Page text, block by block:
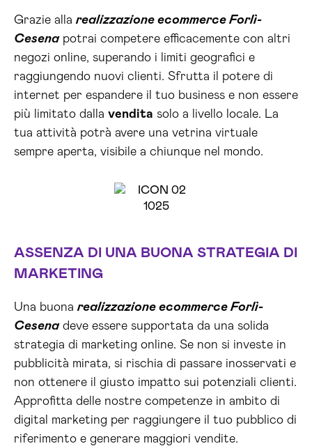
Grazie allarealizzazione ecommerce Forlì-
Cesenapotrai competere efficacemente con altri
negozi online, superando i limiti geografici e
raggiungendo nuovi clienti. Sfrutta il potere di
internet per espandere il tuo business e non essere
più limitato dalla vendita solo a livello locale. La
tua attività potrà avere una vetrina virtuale
sempre aperta, visibile a chiunque nel mondo.
ASSENZA DI UNA BUONA STRATEGIA DI
MARKETING
Una buonarealizzazione ecommerce Forlì-
Cesenadeve essere supportata da una solida
strategia di marketing online. Se non si investe in
pubblicità mirata, si rischia di passare inosservati e
non ottenere il giusto impatto sui potenziali clienti.
Approfitta delle nostre competenze in ambito di
digital marketing per raggiungere il tuo pubblico di
riferimento e generare maggiori vendite.